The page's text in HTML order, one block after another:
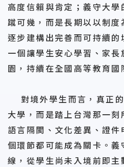
高度信賴與肯定；義守大
蹴可幾，而是長期以以制度
逐步建構出完善而可持續
一個讓學生安心學習、家
園，持續在全國高等教育國
對境外學生而言，真正
大學，而是踏上台灣那一刻
語言隔閡、文化差異、證
個環節都可能成為關卡。
線，從學生尚未入境前即